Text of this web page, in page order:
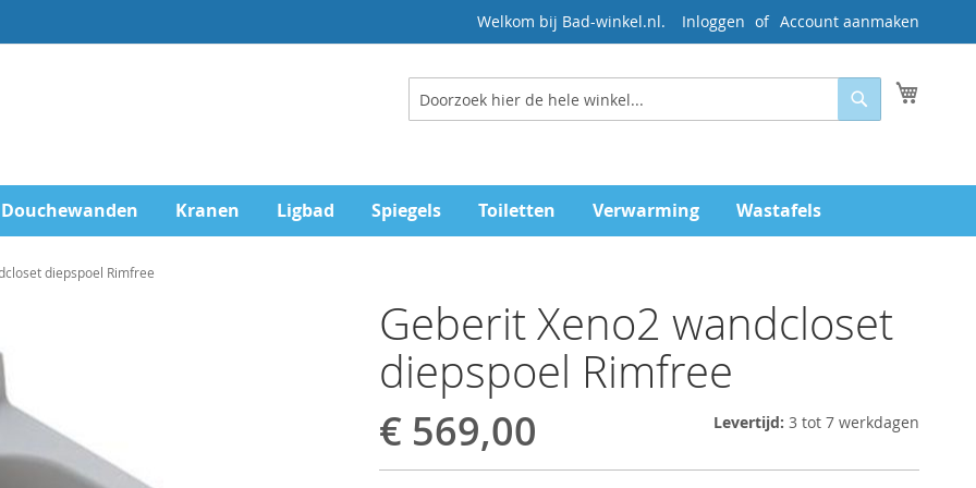
Welkom bij Bad-winkel.nl. Inloggen Account aanmaken
Zoeken
Zoeken
Douchewanden Kranen Ligbad Spiegels Toiletten Verwarming Wastafels
diepspoel Rimfree
Geberit Xeno2 wandcloset
diepspoel Rimfree
€ 569,00 Levertijd: 3 tot 7 werkdagen